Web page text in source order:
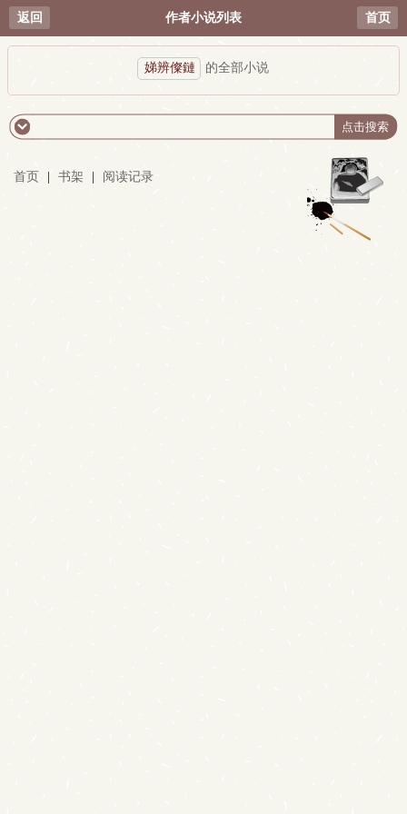
返回 作者小说列表 首页
娣辨儏鏈 的全部小说
首页 书架 阅读记录